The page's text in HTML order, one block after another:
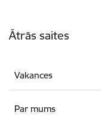
Ātrās saites
Vakances
Par mums